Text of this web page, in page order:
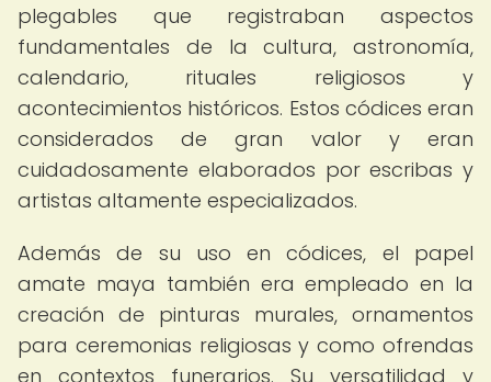
plegables que registraban aspectos
fundamentales de la cultura, astronomía,
calendario, rituales religiosos y
acontecimientos históricos. Estos códices eran
considerados de gran valor y eran
cuidadosamente elaborados por escribas y
artistas altamente especializados.
Además de su uso en códices, el papel
amate maya también era empleado en la
creación de pinturas murales, ornamentos
para ceremonias religiosas y como ofrendas
en contextos funerarios. Su versatilidad y